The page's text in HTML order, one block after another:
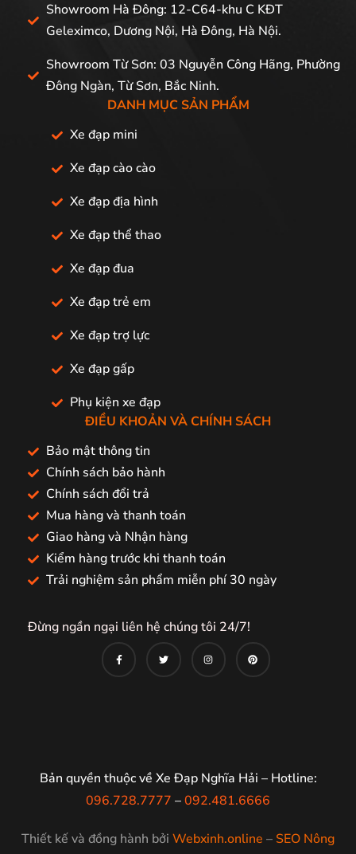
Showroom Hà Đông: 12-C64-khu C KĐT
Geleximco, Dương Nội, Hà Đông, Hà Nội.
Showroom Từ Sơn: 03 Nguyễn Công Hãng, Phường
Đông Ngàn, Từ Sơn, Bắc Ninh.
DANH MỤC SẢN PHẨM
Xe đạp mini
Xe đạp cào cào
Xe đạp địa hình
Xe đạp thể thao
Xe đạp đua
Xe đạp trẻ em
Xe đạp trợ lực
Xe đạp gấp
Phụ kiện xe đạp
ĐIỀU KHOẢN VÀ CHÍNH SÁCH
Bảo mật thông tin
Chính sách bảo hành
Chính sách đổi trả
Mua hàng và thanh toán
Giao hàng và Nhận hàng
Kiểm hàng trước khi thanh toán
Trải nghiệm sản phẩm miễn phí 30 ngày
Đừng ngần ngại liên hệ chúng tôi 24/7!
Bản quyền thuộc về Xe Đạp Nghĩa Hải – Hotline:
096.728.7777 –092.481.6666
Thiết kế và đồng hành bởi Webxinh.online – SEO Nông